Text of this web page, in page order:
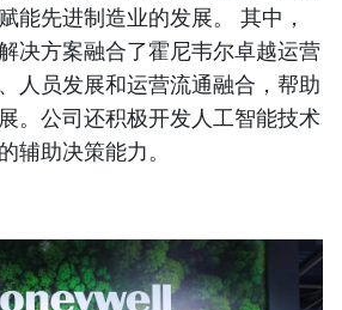
能先进制造业的发展。 其中，
决方案融合了霍尼韦尔卓越运营
人员发展和运营流通融合，帮助
。公司还积极开发人工智能技术
辅助决策能力。